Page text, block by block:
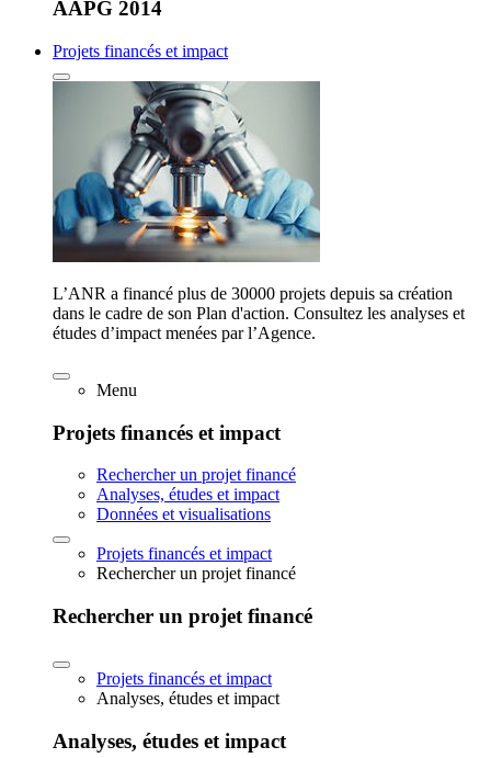
AAPG 2014
Projets financés et impact
L’ANR a financé plus de 30000 projets depuis sa création
dans le cadre de son Plan d'action. Consultez les analyses et
études d’impact menées par l’Agence.
Menu
Projets financés et impact
Rechercher un projet financé
Analyses, études et impact
Données et visualisations
Projets financés et impact
Rechercher un projet financé
Rechercher un projet financé
Projets financés et impact
Analyses, études et impact
Analyses, études et impact